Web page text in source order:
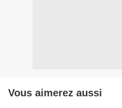
Vous aimerez aussi